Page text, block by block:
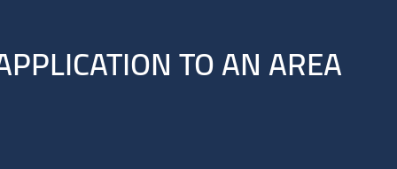
TO AN AREA